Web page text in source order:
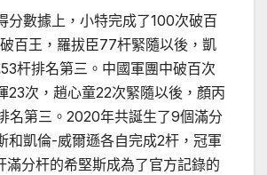
數據上，小特完成了100次破百
百王，羅拔臣77杆緊隨以後，凱
杆排名第三。中國軍團中破百次
23次，趙心童22次緊隨以後，顏丙
名第三。2020年共誕生了9個滿分
和凱倫-威爾遜各自完成2杆，冠軍
滿分杆的希堅斯成為了官方記錄的